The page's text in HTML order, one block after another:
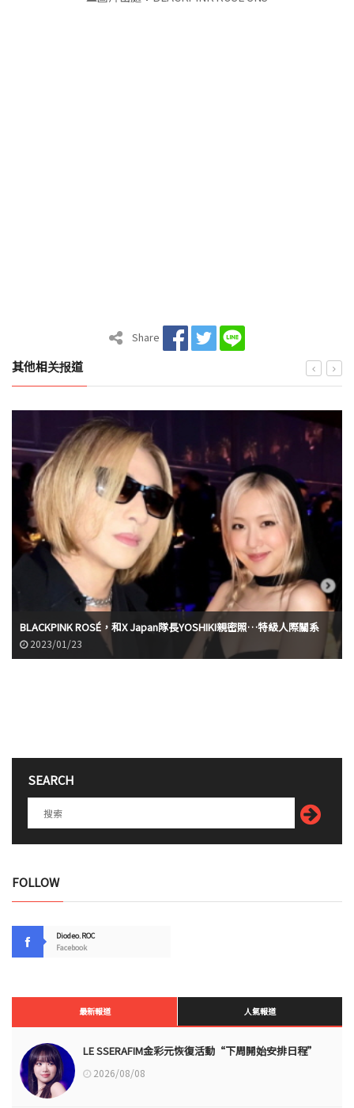
Share
其他相关报道
BLACKPINK ROSÉ，和X Japan隊長YOSHIKI親密照…特級人際關系
2023/01/23
SEARCH
FOLLOW
Diodeo.ROC
Facebook
最新報道 人氣報道
LE SSERAFIM金彩元恢復活動“下周開始安排日程”
2026/08/08